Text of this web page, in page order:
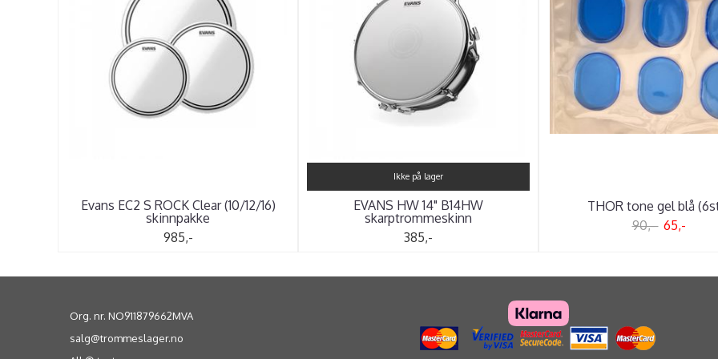
Evans EC2 S ROCK Clear (10/12/16)
skinnpakke
985,-
Ikke på lager
EVANS HW 14" B14HW
skarptrommeskinn
385,-
THOR tone gel blå
90,- 65,-
Org. nr. NO911879662MVA
salg@trommeslager.no